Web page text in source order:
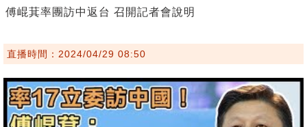
傅崐萁率團訪中返台 召開記者會說明
直播時間：2024/04/29 08:50